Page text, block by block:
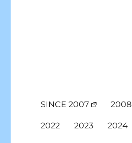
SINCE 2007 2008
2022 2023 2024